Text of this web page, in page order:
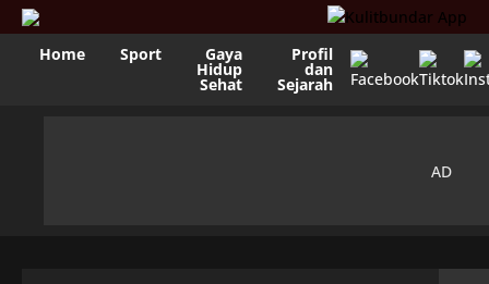
Home Sport Gaya
Hidup
Sehat
Profil
dan
Sejarah